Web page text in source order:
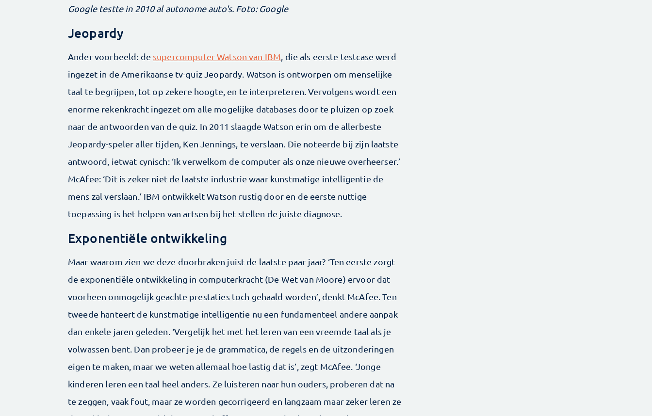
Google testte in 2010 al autonome auto's. Foto: Google
Jeopardy
Ander voorbeeld: de supercomputer Watson van IBM, die als eerste testcase werd
ingezet in de Amerikaanse tv-quiz Jeopardy. Watson is ontworpen om menselijke
taal te begrijpen, tot op zekere hoogte, en te interpreteren. Vervolgens wordt een
enorme rekenkracht ingezet om alle mogelijke databases door te pluizen op zoek
naar de antwoorden van de quiz. In 2011 slaagde Watson erin om de allerbeste
Jeopardy-speler aller tijden, Ken Jennings, te verslaan. Die noteerde bij zijn laatste
antwoord, ietwat cynisch: ‘Ik verwelkom de computer als onze nieuwe overheerser.’
McAfee: ‘Dit is zeker niet de laatste industrie waar kunstmatige intelligentie de
mens zal verslaan.’ IBM ontwikkelt Watson rustig door en de eerste nuttige
toepassing is het helpen van artsen bij het stellen de juiste diagnose.
Exponentiële ontwikkeling
Maar waarom zien we deze doorbraken juist de laatste paar jaar? ‘Ten eerste zorgt
de exponentiële ontwikkeling in computerkracht (De Wet van Moore) ervoor dat
voorheen onmogelijk geachte prestaties toch gehaald worden’, denkt McAfee. Ten
tweede hanteert de kunstmatige intelligentie nu een fundamenteel andere aanpak
dan enkele jaren geleden. ‘Vergelijk het met het leren van een vreemde taal als je
volwassen bent. Dan probeer je je de grammatica, de regels en de uitzonderingen
eigen te maken, maar we weten allemaal hoe lastig dat is’, zegt McAfee. ‘Jonge
kinderen leren een taal heel anders. Ze luisteren naar hun ouders, proberen dat na
te zeggen, vaak fout, maar ze worden gecorrigeerd en langzaam maar zeker leren ze